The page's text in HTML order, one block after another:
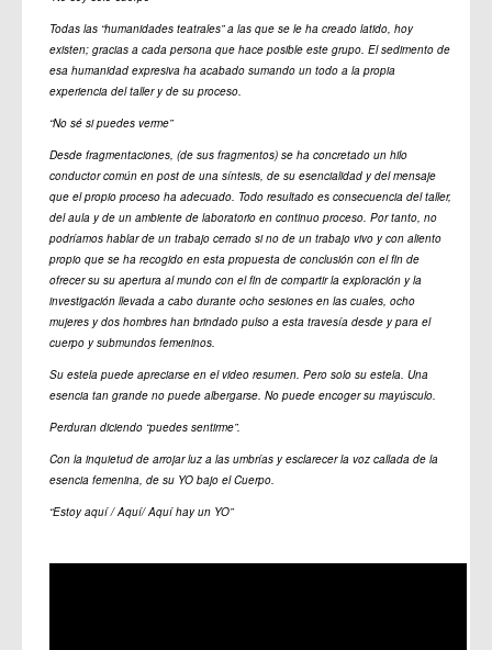
Todas las “humanidades teatrales” a las que se le ha creado latido, hoy
existen; gracias a cada persona que hace posible este grupo. El sedimento de
esa humanidad expresiva ha acabado sumando un todo a la propia
experiencia del taller y de su proceso.
“No sé si puedes verme”
Desde fragmentaciones, (de sus fragmentos) se ha concretado un hilo
conductor común en post de una síntesis, de su esencialidad y del mensaje
que el propio proceso ha adecuado. Todo resultado es consecuencia del taller,
del aula y de un ambiente de laboratorio en continuo proceso. Por tanto, no
podríamos hablar de un trabajo cerrado si no de un trabajo vivo y con aliento
propio que se ha recogido en esta propuesta de conclusión con el fin de
ofrecer su su apertura al mundo con el fin de compartir la exploración y la
investigación llevada a cabo durante ocho sesiones en las cuales, ocho
mujeres y dos hombres han brindado pulso a esta travesía desde y para el
cuerpo y submundos femeninos.
Su estela puede apreciarse en el video resumen. Pero solo su estela. Una
esencia tan grande no puede albergarse. No puede encoger su mayúsculo.
Perduran diciendo “puedes sentirme”.
Con la inquietud de arrojar luz a las umbrías y esclarecer la voz callada de la
esencia femenina, de su YO bajo el Cuerpo.
“Estoy aquí / Aquí/ Aquí hay un YO”